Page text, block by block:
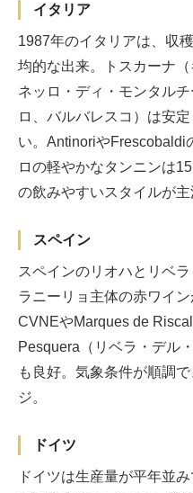
イタリア
1987年のイタリアは、収
均的な出来。トスカーナ
ネッロ・ディ・モンタル
ロ、バルバレスコ）は安
い。AntinoriやFrescobaldi
ロの軽やかなタンニンは
の飲みやすいスタイルが主
スペイン
スペインのリオハとリベ
ラニーリョ主体の赤ワイ
CVNEやMarques de
Pesquera（リベラ・デル
も良好。気象条件が順調
ジ。
ドイツ
ドイツは生産量が平年並